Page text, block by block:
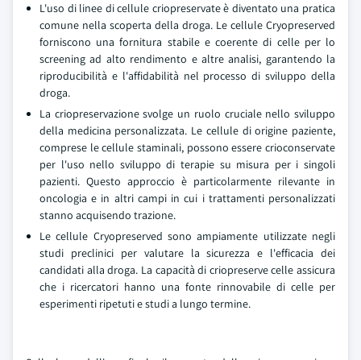
L'uso di linee di cellule criopreservate è diventato una pratica
comune nella scoperta della droga. Le cellule Cryopreserved
forniscono una fornitura stabile e coerente di celle per lo
screening ad alto rendimento e altre analisi, garantendo la
riproducibilità e l'affidabilità nel processo di sviluppo della
droga.
La criopreservazione svolge un ruolo cruciale nello sviluppo
della medicina personalizzata. Le cellule di origine paziente,
comprese le cellule staminali, possono essere crioconservate
per l'uso nello sviluppo di terapie su misura per i singoli
pazienti. Questo approccio è particolarmente rilevante in
oncologia e in altri campi in cui i trattamenti personalizzati
stanno acquisendo trazione.
Le cellule Cryopreserved sono ampiamente utilizzate negli
studi preclinici per valutare la sicurezza e l'efficacia dei
candidati alla droga. La capacità di criopreserve celle assicura
che i ricercatori hanno una fonte rinnovabile di celle per
esperimenti ripetuti e studi a lungo termine.